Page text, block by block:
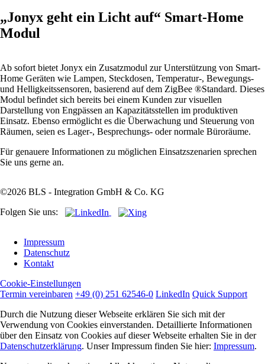
„Jonyx geht ein Licht auf“ Smart-Home
Modul
Ab sofort bietet Jonyx ein Zusatzmodul zur Unterstützung von Smart-
Home Geräten wie Lampen, Steckdosen, Temperatur-, Bewegungs-
und Helligkeitssensoren, basierend auf dem ZigBee ®Standard. Dieses
Modul befindet sich bereits bei einem Kunden zur visuellen
Darstellung von Engpässen an Kapazitätsstellen im produktiven
Einsatz. Ebenso ermöglicht es die Überwachung und Steuerung von
Räumen, seien es Lager-, Besprechungs- oder normale Büroräume.
Für genauere Informationen zu möglichen Einsatzszenarien sprechen
Sie uns gerne an.
©2026 BLS - Integration GmbH & Co. KG
Folgen Sie uns:
überspringen
Impressum
Datenschutz
Kontakt
Cookie-Einstellungen
Termin vereinbaren +49 (0) 251 62546-0 LinkedIn Quick Support
Durch die Nutzung dieser Webseite erklären Sie sich mit der
Verwendung von Cookies einverstanden. Detaillierte Informationen
über den Einsatz von Cookies auf dieser Webseite erhalten Sie in der
Datenschutzerklärung. Unser Impressum finden Sie hier: Impressum.